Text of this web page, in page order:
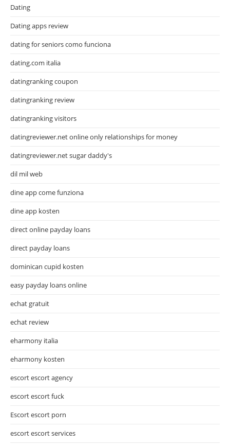
Dating
Dating apps review
dating for seniors como funciona
dating.com italia
datingranking coupon
datingranking review
datingranking visitors
datingreviewer.net online only relationships for money
datingreviewer.net sugar daddy's
dil mil web
dine app come funziona
dine app kosten
direct online payday loans
direct payday loans
dominican cupid kosten
easy payday loans online
echat gratuit
echat review
eharmony italia
eharmony kosten
escort escort agency
escort escort fuck
Escort escort porn
escort escort services